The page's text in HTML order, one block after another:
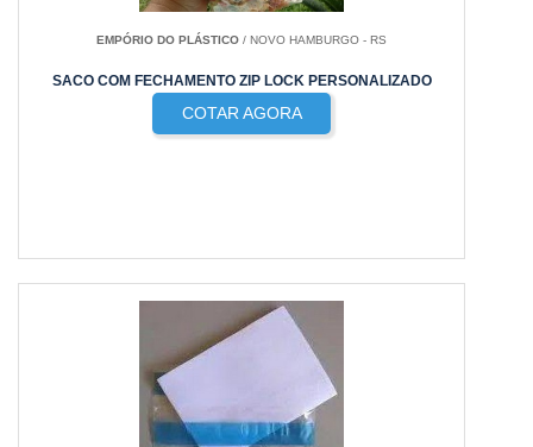
EMPÓRIO DO PLÁSTICO / NOVO HAMBURGO - RS
SACO COM FECHAMENTO ZIP LOCK PERSONALIZADO
COTAR AGORA